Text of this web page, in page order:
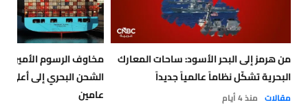
من هرمز إلى البحر الأسود: ساحات المعارك
البحرية تشكّل نظاماً عالمياً جديداً
مقالات منذ 4 أيام
مخاوف الرسوم
الشحن البحري إلى أعلى
عامين